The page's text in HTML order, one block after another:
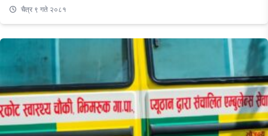
चैत्र ९ गते २०८१